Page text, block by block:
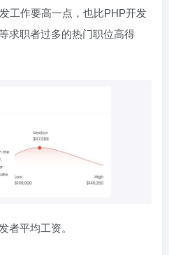
工作要高一点，也比PHP开发
求职者过多的热门职位高得
者平均工资。